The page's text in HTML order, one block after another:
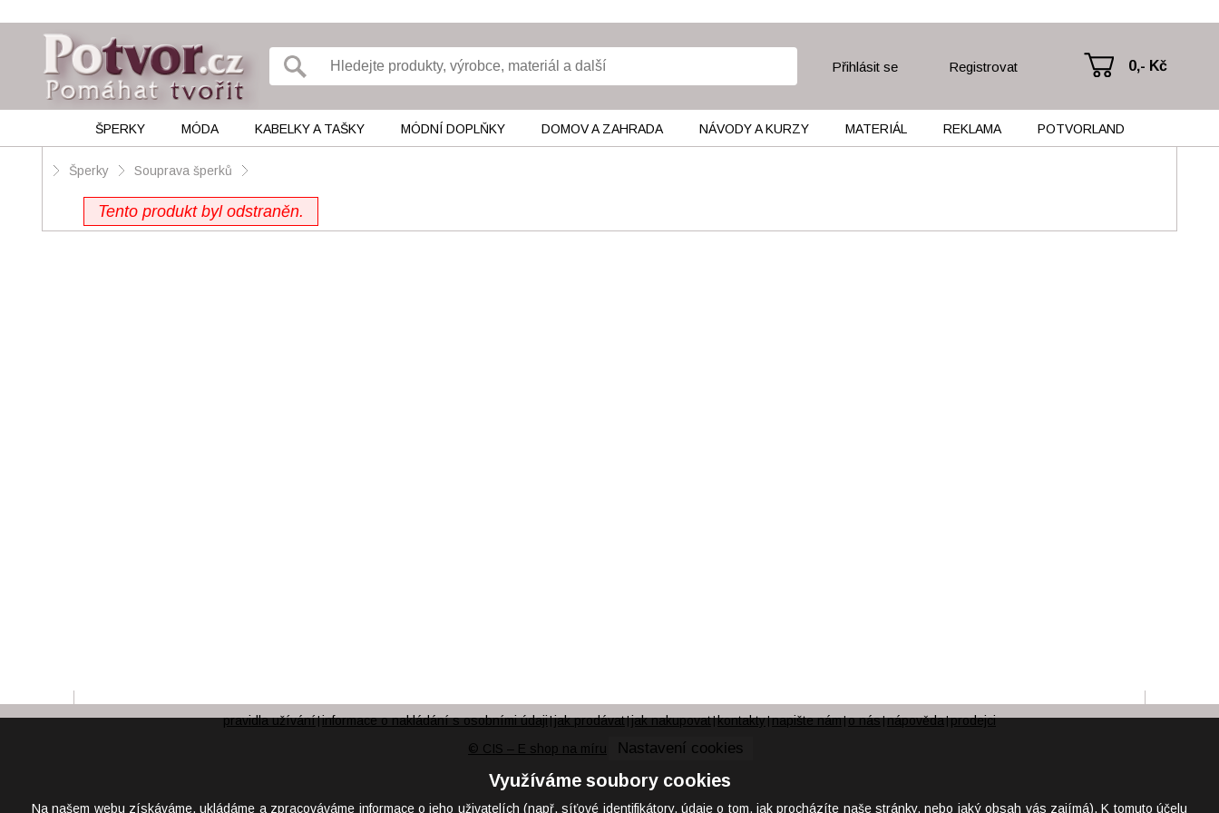
Přihlásit se Registrovat 0,- Kč
ŠPERKY MÓDA KABELKY A TAŠKY MÓDNÍ DOPLŇKY DOMOV A ZAHRADA NÁVODY A KURZY MATERIÁL REKLAMA POTVORLAND
Šperky Souprava šperků
Tento produkt byl odstraněn.
pravidla užívání|informace o nakládání s osobními údaji|jak prodávat|jak nakupovat|kontakty|napište nám|o nás|nápověda|prodejci
© CIS – E shop na míru
Nastavení cookies
Využíváme soubory cookies
Na našem webu získáváme, ukládáme a zpracováváme informace o jeho uživatelích (např. síťové identifikátory, údaje o tom, jak procházíte naše stránky, nebo jaký obsah vás zajímá). K tomuto účelu